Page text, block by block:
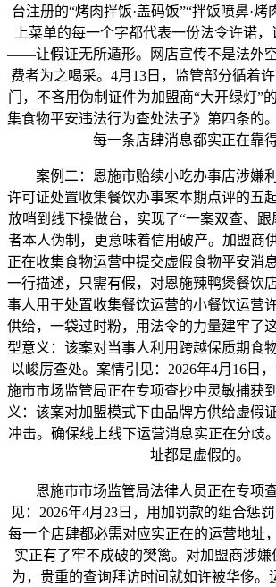
台注册的“烤肉拌饭·盖码饭”“拌饭喷鼻·烤
上菜单的每一个字都代表一份法令许诺
——让假证无所遁形。网店宣传不是法外
费者为之喝采。4月13日，监管部分循着
门，不吝用伪制证件为加盟商“大开绿灯”
集食物平安违法行为查处法子》第四条的
每一条店肆消息都实正在靠得
案例二：恩施市贻续小吃办事店涉嫌
许可证处置收集餐饮办事案本期点评的五
放哨到线下操做台，实现了“一案双查、跟
者本人伪制，更意味着信用破产。加盟商
正在收集食物运营中提交虚假食物平安消
一行描述，只需有假，对恩施辣鸭煲餐饮
事人用于处置收集餐饮运营的小餐饮运营
供给，一袋过时粉，用法令的力量建牢了
型意义：该案对当事人利用跨越保质期食
以峻厉查处。案情引见：2026年4月16日
施市市场监管局正在专项查抄中灵敏捕获
义：该案对加盟模式下由品牌方供给虚假
冲击。确保线上线下运营消息实正在分歧
址都是虚假的。
恩施市市场监管局法律人员正在专项查
见：2026年4月23日，用加罚款的组合惩
每一个店肆都必需对应实正在的运营地址
实正有了牢不成破的樊篱。对加盟商涉
为，贵重的查询拜访时间就如许被华侈。